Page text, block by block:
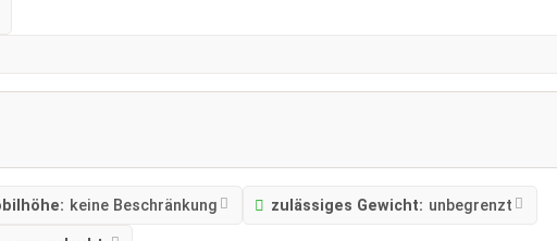
keine Beschränkung zulässiges Gewicht: unbegrenzt